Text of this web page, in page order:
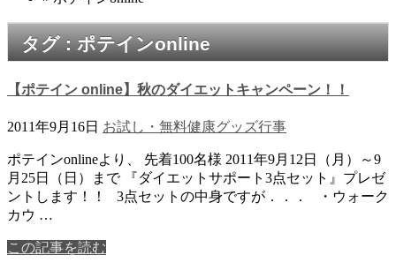
タグ : ポテインonline
【ポテイン online】秋のダイエットキャンペーン！！
2011年9月16日 お試し・無料健康グッズ行事
ポテインonlineより、 先着100名様 2011年9月12日（月）～9
月25日（日）まで 『ダイエットサポート3点セット』プレゼ
ントします！！ 3点セットの中身ですが．．． ・ウォーク
カウ …
この記事を読む